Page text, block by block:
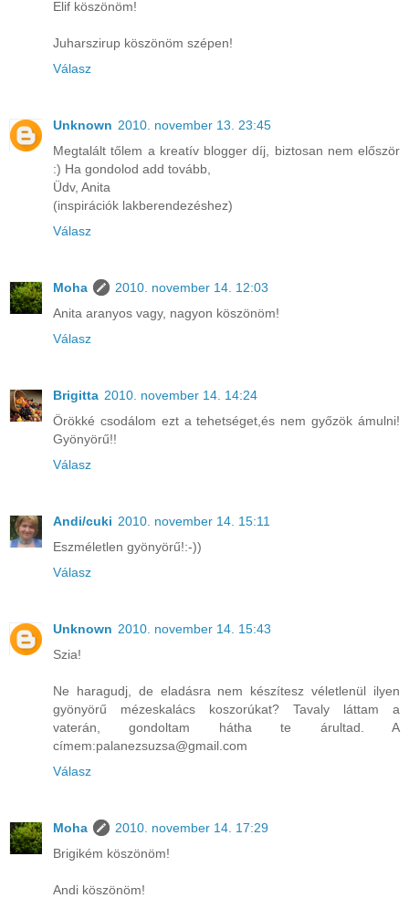
Elif köszönöm!
Juharszirup köszönöm szépen!
Válasz
Unknown 2010. november 13. 23:45
Megtalált tőlem a kreatív blogger díj, biztosan nem először
:) Ha gondolod add tovább,
Üdv, Anita
(inspirációk lakberendezéshez)
Válasz
Moha
2010. november 14. 12:03
Anita aranyos vagy, nagyon köszönöm!
Válasz
Brigitta 2010. november 14. 14:24
Örökké csodálom ezt a tehetséget,és nem győzök ámulni!
Gyönyörű!!
Válasz
Andi/cuki 2010. november 14. 15:11
Eszméletlen gyönyörű!:-))
Válasz
Unknown 2010. november 14. 15:43
Szia!
Ne haragudj, de eladásra nem készítesz véletlenül ilyen
gyönyörű mézeskalács koszorúkat? Tavaly láttam a
vaterán, gondoltam hátha te árultad. A
címem:palanezsuzsa@gmail.com
Válasz
Moha
2010. november 14. 17:29
Brigikém köszönöm!
Andi köszönöm!